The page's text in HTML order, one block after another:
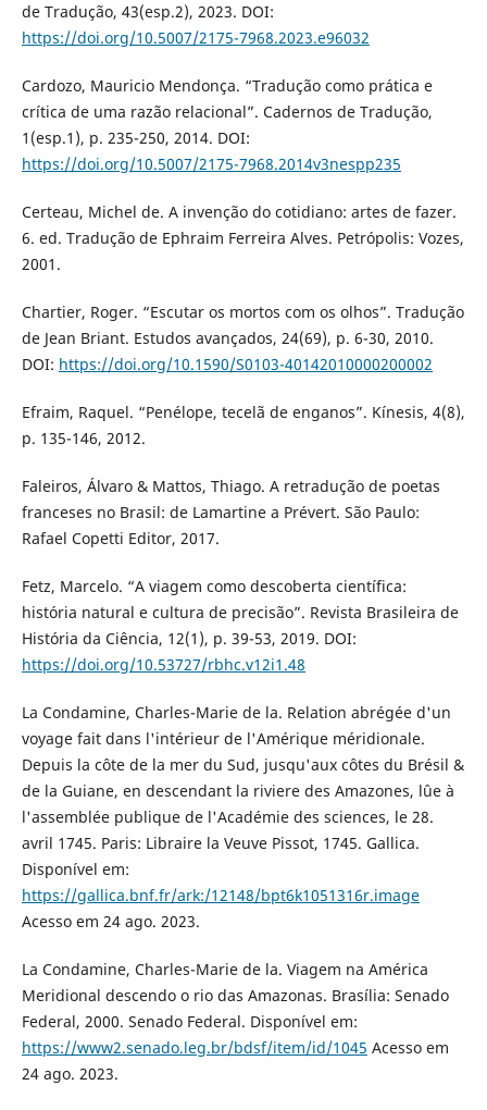
de Tradução, 43(esp.2), 2023. DOI:
https://doi.org/10.5007/2175-7968.2023.e96032
Cardozo, Mauricio Mendonça. “Tradução como prática e
crítica de uma razão relacional”. Cadernos de Tradução,
1(esp.1), p. 235-250, 2014. DOI:
https://doi.org/10.5007/2175-7968.2014v3nespp235
Certeau, Michel de. A invenção do cotidiano: artes de fazer.
6. ed. Tradução de Ephraim Ferreira Alves. Petrópolis: Vozes,
2001.
Chartier, Roger. “Escutar os mortos com os olhos”. Tradução
de Jean Briant. Estudos avançados, 24(69), p. 6-30, 2010.
DOI: https://doi.org/10.1590/S0103-40142010000200002
Efraim, Raquel. “Penélope, tecelã de enganos”. Kínesis, 4(8),
p. 135-146, 2012.
Faleiros, Álvaro & Mattos, Thiago. A retradução de poetas
franceses no Brasil: de Lamartine a Prévert. São Paulo:
Rafael Copetti Editor, 2017.
Fetz, Marcelo. “A viagem como descoberta científica:
história natural e cultura de precisão”. Revista Brasileira de
História da Ciência, 12(1), p. 39-53, 2019. DOI:
https://doi.org/10.53727/rbhc.v12i1.48
La Condamine, Charles-Marie de la. Relation abrégée d'un
voyage fait dans l'intérieur de l'Amérique méridionale.
Depuis la côte de la mer du Sud, jusqu'aux côtes du Brésil &
de la Guiane, en descendant la riviere des Amazones, lûe à
l'assemblée publique de l'Académie des sciences, le 28.
avril 1745. Paris: Libraire la Veuve Pissot, 1745. Gallica.
Disponível em:
https://gallica.bnf.fr/ark:/12148/bpt6k1051316r.image
Acesso em 24 ago. 2023.
La Condamine, Charles-Marie de la. Viagem na América
Meridional descendo o rio das Amazonas. Brasília: Senado
Federal, 2000. Senado Federal. Disponível em:
https://www2.senado.leg.br/bdsf/item/id/1045 Acesso em
24 ago. 2023.